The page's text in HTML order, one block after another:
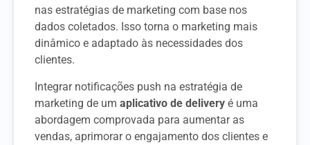
nas estratégias de marketing com base nos
dados coletados. Isso torna o marketing mais
dinâmico e adaptado às necessidades dos
clientes.
Integrar notificações push na estratégia de
marketing de um aplicativo de delivery é uma
abordagem comprovada para aumentar as
vendas, aprimorar o engajamento dos clientes e